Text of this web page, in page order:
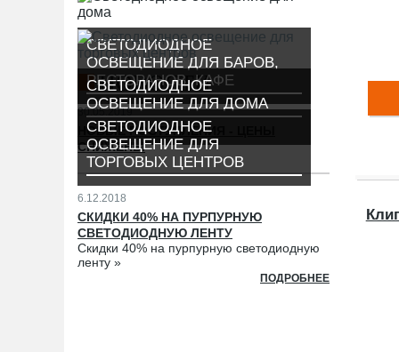
СВЕТОДИОДНОЕ
ОСВЕЩЕНИЕ ДЛЯ БАРОВ,
РЕСТОРАНОВ, КАФЕ
СВЕТОДИОДНОЕ
ОСВЕЩЕНИЕ ДЛЯ ДОМА
СВЕТОДИОДНОЕ
ОСВЕЩЕНИЕ ДЛЯ
ТОРГОВЫХ ЦЕНТРОВ
НОВОСТИ
30.05.2019
НОВЫЕ ПОСТУПЛЕНИЯ - ЦЕНЫ
СНИЖЕНЫ
6.12.2018
СКИДКИ 40% НА ПУРПУРНУЮ
СВЕТОДИОДНУЮ ЛЕНТУ
Скидки 40% на пурпурную светодиодную
ленту »
ПОДРОБНЕЕ